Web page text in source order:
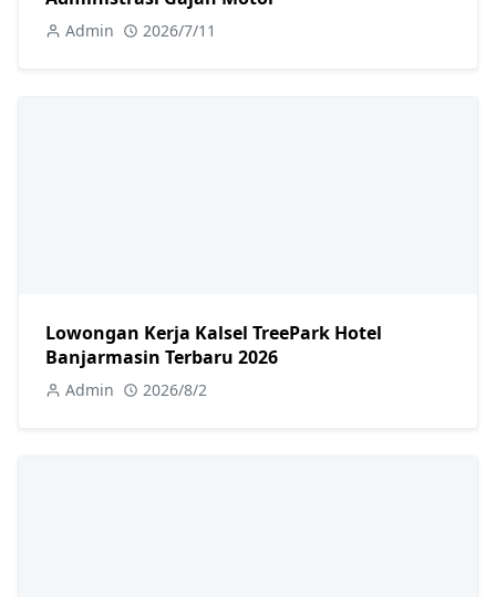
Admin 2026/7/11
Lowongan Kerja Kalsel TreePark Hotel
Banjarmasin Terbaru 2026
Admin 2026/8/2